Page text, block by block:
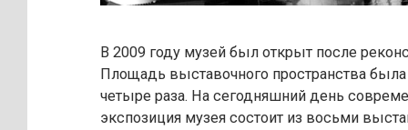
В 2009 году музей был открыт после
Площадь выставочного пространства
четыре раза. На сегодняшний день
экспозиция музея состоит из восьми